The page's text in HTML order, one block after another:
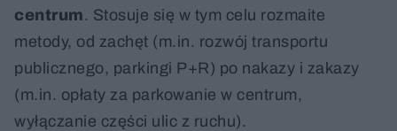
centrum . Stosuje się w tym celu rozmaite
metody, od zachęt (m.in. rozwój transportu
publicznego, parkingi P+R) po nakazy i zakazy
(m.in. opłaty za parkowanie w centrum,
wyłączanie części ulic z ruchu).